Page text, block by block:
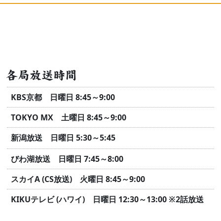
各局放送時間
KBS京都 日曜日 8:45～9:00
TOKYO MX 土曜日 8:45～9:00
新潟放送 日曜日 5:30～5:45
びわ湖放送 日曜日 7:45～8:00
スカイA (CS放送) 火曜日 8:45～9:00
KIKUテレビ (ハワイ) 日曜日 12:30～13:00 ※2話放送